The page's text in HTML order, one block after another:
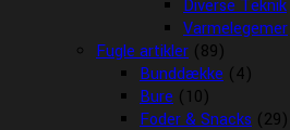
Diverse Teknik
Varmelegemer
Fugle artikler (89)
Bunddække (4)
Bure (10)
Foder & Snacks (29)